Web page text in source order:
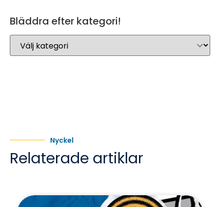
Bläddra efter kategori!
Nyckel
Relaterade artiklar